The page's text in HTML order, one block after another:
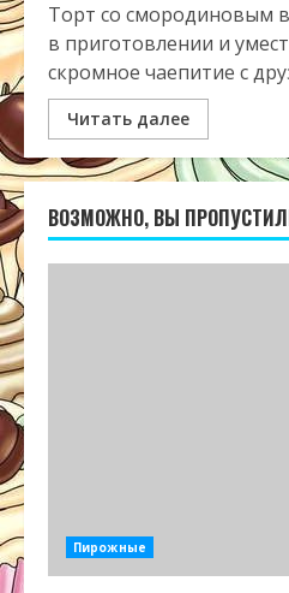
Торт со смородиновым
в приготовлении и
скромное чаепитие с
Читать далее
ВОЗМОЖНО, ВЫ
Пирожные